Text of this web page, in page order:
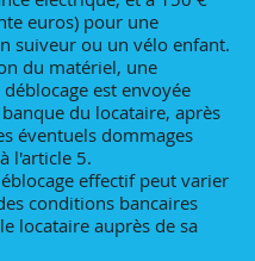
euros) pour une
suiveur ou un vélo enfant.
du matériel, une
est envoyée
du locataire, après
éventuels dommages
l'article 5.
effectif peut varier
conditions bancaires
locataire auprès de sa